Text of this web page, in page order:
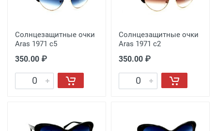
Солнцезащитные очки
Aras 1971 с5
350.00 ₽
Солнцезащитные очки
Aras 1971 с2
350.00 ₽